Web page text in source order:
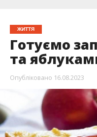
ЖИТТЯ
Готуємо
та
Опубліковано 16.08.2023